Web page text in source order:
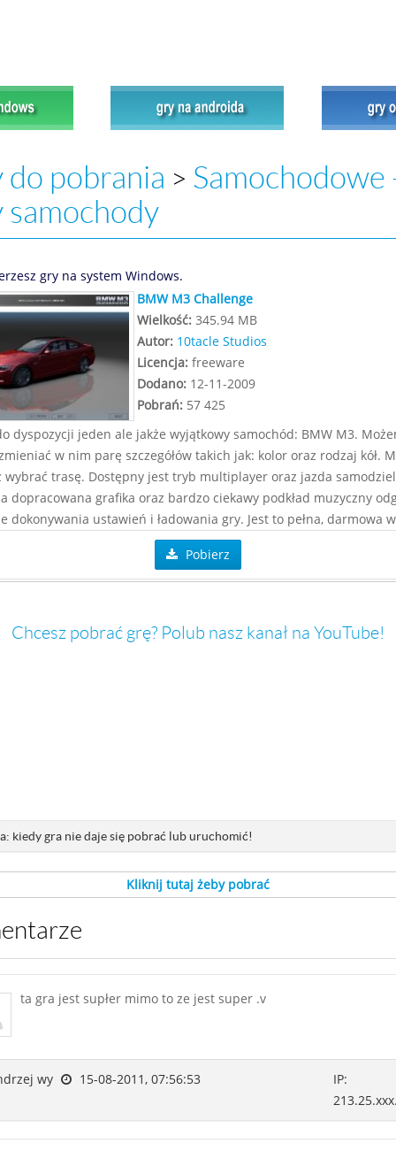
do pobrania > Samochodowe
samochody
gry na system Windows.
BMW M3 Challenge
Wielkość:345.94 MB
Autor: 10tacle Studios
Licencja:freeware
Dodano:12-11-2009
Pobrań:57 425
dyspozycji jeden ale jakże wyjątkowy samochód: BMW M3.
w nim parę szczegółów takich jak: kolor oraz rodzaj kół.
wybrać trasę. Dostępny jest tryb multiplayer oraz jazda
dopracowana grafika oraz bardzo ciekawy podkład muzyczny
dokonywania ustawień i ładowania gry. Jest to pełna, darmowa
Pobierz
Chcesz pobrać grę? Polub nasz kanał na YouTube!
kiedy gra nie daje się pobrać lub uruchomić!
Kliknij tutaj żeby pobrać
ta gra jest supłer mimo to ze jest super .v
wy 15-08-2011, 07:56:53
IP: